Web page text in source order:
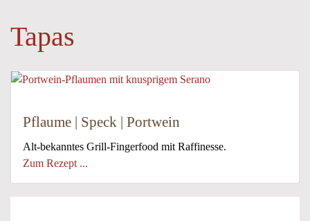
Tapas
Pflaume | Speck | Portwein
Alt-bekanntes Grill-Fingerfood mit Raffinesse.
Zum Rezept ...